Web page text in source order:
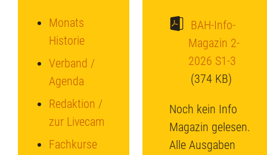
Monats
Historie
Verband /
Agenda
Redaktion /
zur Livecam
Fachkurse
BAH-Info-
Magazin 2-
2026 S1-3
(374 KB)
Noch kein Info
Magazin gelesen.
Alle Ausgaben